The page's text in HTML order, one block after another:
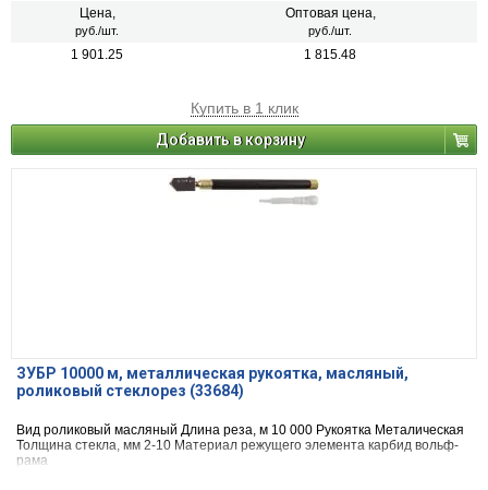
Цена,
руб./шт.
Оптовая цена,
руб./шт.
1 901.25 1 815.48
Купить в 1 клик
Добавить в корзину
ЗУБР 10000 м, металлическая рукоятка, масляный,
роликовый стеклорез (33684)
Вид ро­ли­ко­вый мас­ля­ный Длина реза, м 10 000 Рукоятка Ме­та­ли­че­ская
Толщина стекла, мм 2-10 Материал режущего элемента кар­бид вольф­
ра­ма